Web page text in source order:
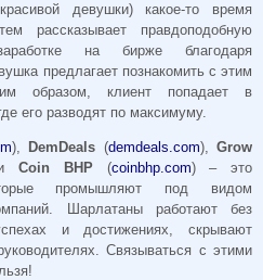
девушки) какое-то время
рассказывает правдоподобную
на бирже благодаря
предлагает познакомить с этим
образом, клиент попадает в
его разводят по максимуму.
), DemDeals (demdeals.com), Grow
Coin BHP(coinbhp.com) – это
промышляют под видом
Шарлатаны работают без
и достижениях, скрывают
Связываться с этими